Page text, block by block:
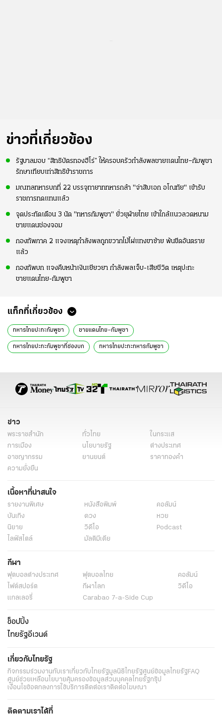
ข่าวที่เกี่ยวข้อง
รัฐบาลมอบ “สิทธิบัตรทองฮีโร่” ให้ครอบครัวกำลังพลชายแดนไทย–กัมพูชา
รักษาเทียบเท่าสิทธิข้าราชการ
มณฑลทหารบกที่ 22 บรรจุทายาททหารกล้า "จ่าสิบเอก อโณทัย" เข้ารับ
ราชการทดแทนแล้ว
จุดประทัดเตือน 3 นัด "ทหารกัมพูชา" ยั่วยุฝ่ายไทย เข้าใกล้แนวลวดหนาม
ชายแดนช่องจอม
กองทัพภาค 2 แจงเหตุกำลังพลถูกขวากไม้ไผ่แทงขาซ้าย พ้นขีดอันตราย
แล้ว
กองทัพบก แจงคืบหน้าเงินเยียวยา กำลังพลเจ็บ-เสียชีวิต เหตุปะทะ
ชายแดนไทย-กัมพูชา
แท็กที่เกี่ยวข้อง
ทหารไทยปะทะกัมพูชา ชายแดนไทย–กัมพูชา
ทหารไทยปะทะกัมพูชาที่ช่องบก ทหารไทยปะทะทหารกัมพูชา
ทหารไทย ข่าวทั่วไทย กองทัพอากาศไทย royal thai air force
ข่าว
พระราชสำนัก ทั่วไทย
ในกระแส
การเมือง
นโยบายรัฐ
ต่างประเทศ
อาชญากรรม
ยานยนต์
ราคาทองคำ
ความยั่งยืน
เนื้อหาที่น่าสนใจ
รายงานพิเศษ หนังสือพิมพ์
คอลัมน์
บันเทิง
ดวง
หวย
นิยาย
วิดีโอ
Podcast
ไลฟ์สไตล์
มัลติมีเดีย
กีฬา
ฟุตบอลต่่างประเทศ ฟุตบอลไทย
คอลัมน์
ไฟต์สปอร์ต
กีฬาโลก
วิดีโอ
แกลเลอรี่
Carabao 7-a-Side Cup
ช็อปปิ้ง
ไทยรัฐอีเวนต์
เกี่ยวกับไทยรัฐ
กิจกรรมร่วมงานกับเราเกี่ยวกับไทยรัฐมูลนิธิไทยรัฐศูนย์ข้อมูลไทยรัฐFAQ
ศูนย์ช่วยเหลือนโยบายคุ้มครองข้อมูลส่วนบุคคลไทยรัฐกรุ๊ป
เงื่อนไขข้อตกลงการใช้บริการติดต่อเราติดต่อโฆษณา
ติดตามเราได้ที่